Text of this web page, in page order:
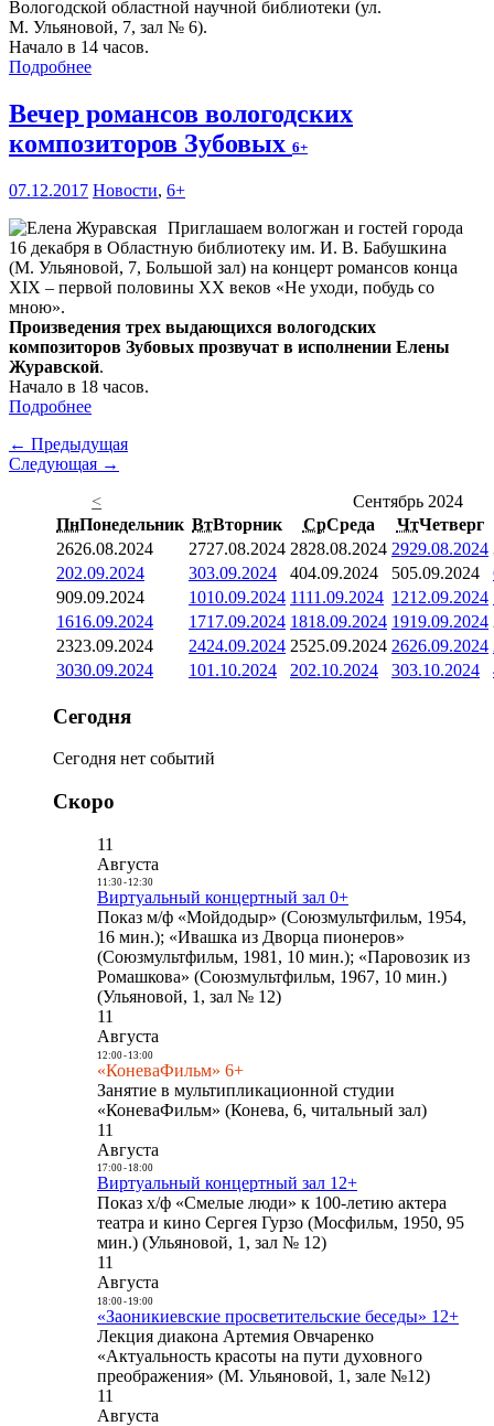
Вологодской областной научной библиотеки (ул.
М. Ульяновой, 7, зал № 6).
Начало в 14 часов.
Подробнее
Вечер романсов вологодских
композиторов Зубовых 6+
07.12.2017 Новости, 6+
Приглашаем вологжан и гостей города
16 декабря в Областную библиотеку им. И. В. Бабушкина
(М. Ульяновой, 7, Большой зал) на концерт романсов конца
XIX – первой половины XX веков «Не уходи, побудь со
мною».
Произведения трех выдающихся вологодских
композиторов Зубовых прозвучат в исполнении Елены
Журавской.
Начало в 18 часов.
Подробнее
← Предыдущая
Следующая →
<
Сентябрь 2024
ПнПонедельник ВтВторник СрСреда ЧтЧетверг
2626.08.2024 2727.08.2024 2828.08.2024 2929.08.2024
202.09.2024 303.09.2024 404.09.2024 505.09.2024
909.09.2024 1010.09.2024 1111.09.2024 1212.09.2024
1616.09.2024 1717.09.2024 1818.09.2024 1919.09.2024
2323.09.2024 2424.09.2024 2525.09.2024 2626.09.2024
3030.09.2024 101.10.2024 202.10.2024 303.10.2024
Сегодня
Сегодня нет событий
Скоро
11
Августа
11:30- 12:30
Виртуальный концертный зал 0+
Показ м/ф «Мойдодыр» (Союзмультфильм, 1954,
16 мин.); «Ивашка из Дворца пионеров»
(Союзмультфильм, 1981, 10 мин.); «Паровозик из
Ромашкова» (Союзмультфильм, 1967, 10 мин.)
(Ульяновой, 1, зал № 12)
11
Августа
12:00- 13:00
«КоневаФильм» 6+
Занятие в мультипликационной студии
«КоневаФильм» (Конева, 6, читальный зал)
11
Августа
17:00- 18:00
Виртуальный концертный зал 12+
Показ х/ф «Смелые люди» к 100-летию актера
театра и кино Сергея Гурзо (Мосфильм, 1950, 95
мин.) (Ульяновой, 1, зал № 12)
11
Августа
18:00- 19:00
«Заоникиевские просветительские беседы» 12+
Лекция диакона Артемия Овчаренко
«Актуальность красоты на пути духовного
преображения» (М. Ульяновой, 1, зале №12)
11
Августа